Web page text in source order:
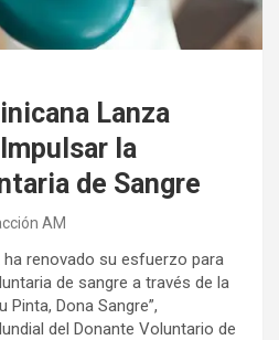
Lanza
la
de Sangre
AM
ha renovado su esfuerzo para
de sangre a través de la
Pinta, Dona Sangre”,
del Donante Voluntario de